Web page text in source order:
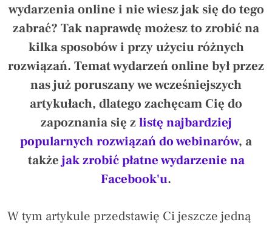
wydarzenia online i nie wiesz jak się do tego
zabrać? Tak naprawdę możesz to zrobić na
kilka sposobów i przy użyciu różnych
rozwiązań. Temat wydarzeń online był przez
nas już poruszany we wcześniejszych
artykułach, dlatego zachęcam Cię do
zapoznania się zlistę najbardziej
popularnych rozwiązań do webinarów, a
także jak zrobić płatne wydarzenie na
Facebook'u.
W tym artykule przedstawię Ci jeszcze jedną